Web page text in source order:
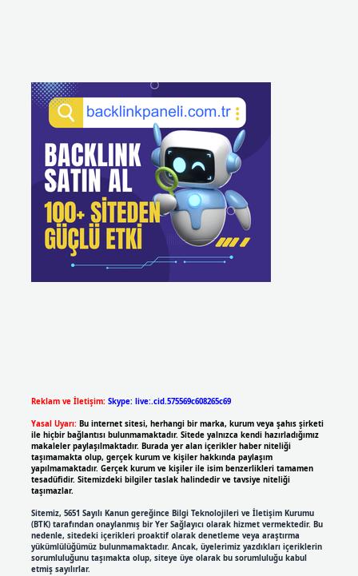
Reklam ve İletişim: Skype: live:.cid.575569c608265c69
Yasal Uyarı: Bu internet sitesi, herhangi bir marka, kurum veya şahıs şirketi
ile hiçbir bağlantısı bulunmamaktadır. Sitede yalnızca kendi hazırladığımız
makaleler paylaşılmaktadır. Burada yer alan içerikler haber niteliği
taşımamakta olup, gerçek kurum ve kişiler hakkında paylaşım
yapılmamaktadır. Gerçek kurum ve kişiler ile isim benzerlikleri tamamen
tesadüfidir. Sitemizdeki bilgiler taslak halindedir ve tavsiye niteliği
taşımazlar.
Sitemiz, 5651 Sayılı Kanun gereğince Bilgi Teknolojileri ve İletişim Kurumu
(BTK) tarafından onaylanmış bir Yer Sağlayıcı olarak hizmet vermektedir. Bu
nedenle, sitedeki içerikleri proaktif olarak denetleme veya araştırma
yükümlülüğümüz bulunmamaktadır. Ancak, üyelerimiz yazdıkları içeriklerin
sorumluluğunu taşımakta olup, siteye üye olarak bu sorumluluğu kabul
etmiş sayılırlar.